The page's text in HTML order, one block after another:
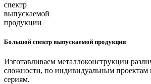
Большой спектр выпускаемой продукции
Изготавливаем металлоконструкции
сложности, по индивидуальным
сериям.